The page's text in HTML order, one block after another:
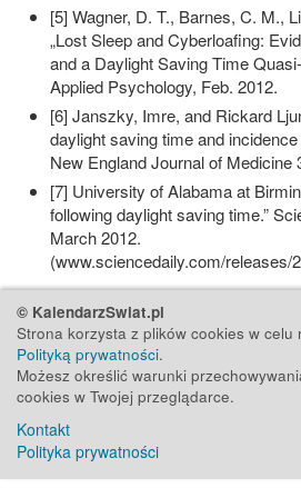
[5] Wagner, D. T., Barnes, C. M.,
„Lost Sleep and Cyberloafing:
and a Daylight Saving Time
Applied Psychology, Feb. 2012.
[6] Janszky, Imre, and Rickard
daylight saving time and
New England Journal of Medicine
[7] University of Alabama at
following daylight saving time.”
March 2012.
(www.sciencedaily.com/releases/
© KalendarzSwiat.pl
Strona korzysta z plików cookies w celu
Polityką prywatności.
Możesz określić warunki
cookies w Twojej przeglądarce.
Kontakt
Polityka prywatności